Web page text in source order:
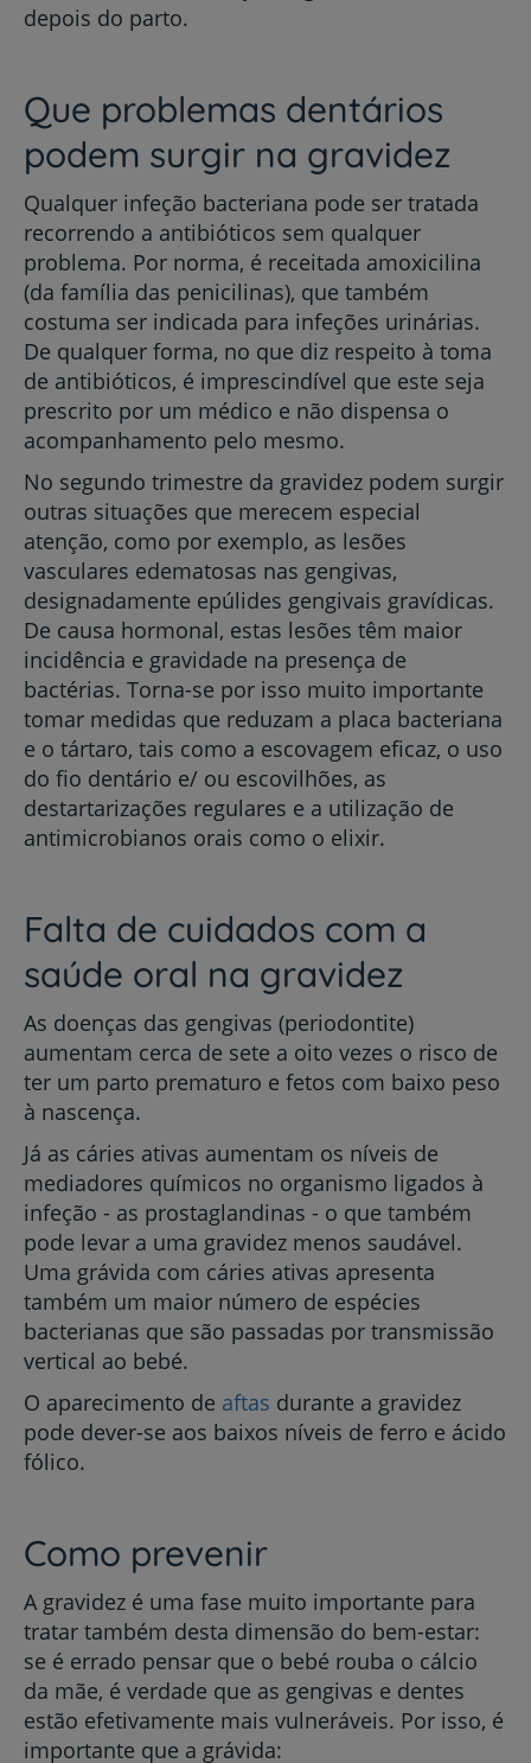
depois do parto.
Que problemas dentários
podem surgir na gravidez
Qualquer infeção bacteriana pode ser tratada
recorrendo a antibióticos sem qualquer
problema. Por norma, é receitada amoxicilina
(da família das penicilinas), que também
costuma ser indicada para infeções urinárias.
De qualquer forma, no que diz respeito à toma
de antibióticos, é imprescindível que este seja
prescrito por um médico e não dispensa o
acompanhamento pelo mesmo.
No segundo trimestre da gravidez podem surgir
outras situações que merecem especial
atenção, como por exemplo, as lesões
vasculares edematosas nas gengivas,
designadamente epúlides gengivais gravídicas.
De causa hormonal, estas lesões têm maior
incidência e gravidade na presença de
bactérias. Torna-se por isso muito importante
tomar medidas que reduzam a placa bacteriana
e o tártaro, tais como a escovagem eficaz, o uso
do fio dentário e/ ou escovilhões, as
destartarizações regulares e a utilização de
antimicrobianos orais como o elixir.
Falta de cuidados com a
saúde oral na gravidez
As doenças das gengivas (periodontite)
aumentam cerca de sete a oito vezes o risco de
ter um parto prematuro e fetos com baixo peso
à nascença.
Já as cáries ativas aumentam os níveis de
mediadores químicos no organismo ligados à
infeção - as prostaglandinas - o que também
pode levar a uma gravidez menos saudável.
Uma grávida com cáries ativas apresenta
também um maior número de espécies
bacterianas que são passadas por transmissão
vertical ao bebé.
O aparecimento de aftas durante a gravidez
pode dever-se aos baixos níveis de ferro e ácido
fólico.
Como prevenir
A gravidez é uma fase muito importante para
tratar também desta dimensão do bem-estar:
se é errado pensar que o bebé rouba o cálcio
da mãe, é verdade que as gengivas e dentes
estão efetivamente mais vulneráveis. Por isso, é
importante que a grávida: